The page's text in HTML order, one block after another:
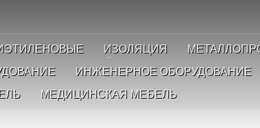
ИЗОЛЯЦИЯ
ИНЖЕНЕРНОЕ ОБОРУДОВАНИЕ
МЕДИЦИНСКАЯ МЕБЕЛЬ